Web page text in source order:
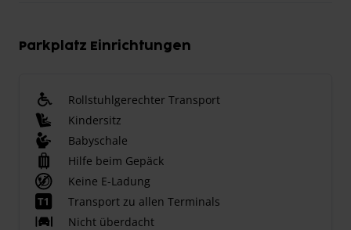
Parkplatz Einrichtungen
Rollstuhlgerechter Transport
Kindersitz
Babyschale
Hilfe beim Gepäck
Keine E-Ladung
Transport zu allen Terminals
Nicht überdacht